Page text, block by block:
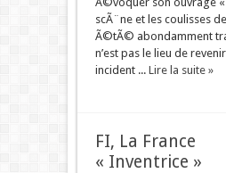
scÃ¨ne et les coulisses
Ã©tÃ© abondamment
n’est pas le lieu de
incident ... Lire la suite »
FI, La France
« Inventrice »